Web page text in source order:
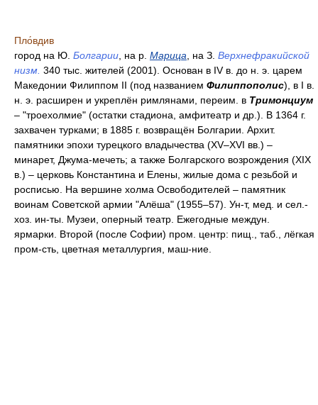
Пло́вдив
город на Ю. Болгарии , на р. Марица , на З. Верхнефракийской
низм. 340 тыс. жителей (2001). Основан в IV в. до н. э. царем
Македонии Филиппом II (под названием Филиппополис), в I в.
н. э. расширен и укреплён римлянами, переим. в Тримонциум
– "троехолмие" (остатки стадиона, амфитеатр и др.). В 1364 г.
захвачен турками; в 1885 г. возвращён Болгарии. Архит.
памятники эпохи турецкого владычества (XV–XVI вв.) –
минарет, Джума-мечеть; а также Болгарского возрождения (XIX
в.) – церковь Константина и Елены, жилые дома с резьбой и
росписью. На вершине холма Освободителей – памятник
воинам Советской армии "Алёша" (1955–57). Ун-т, мед. и сел.-
хоз. ин-ты. Музеи, оперный театр. Ежегодные междун.
ярмарки. Второй (после Софии) пром. центр: пищ., таб., лёгкая
пром-сть, цветная металлургия, маш-ние.